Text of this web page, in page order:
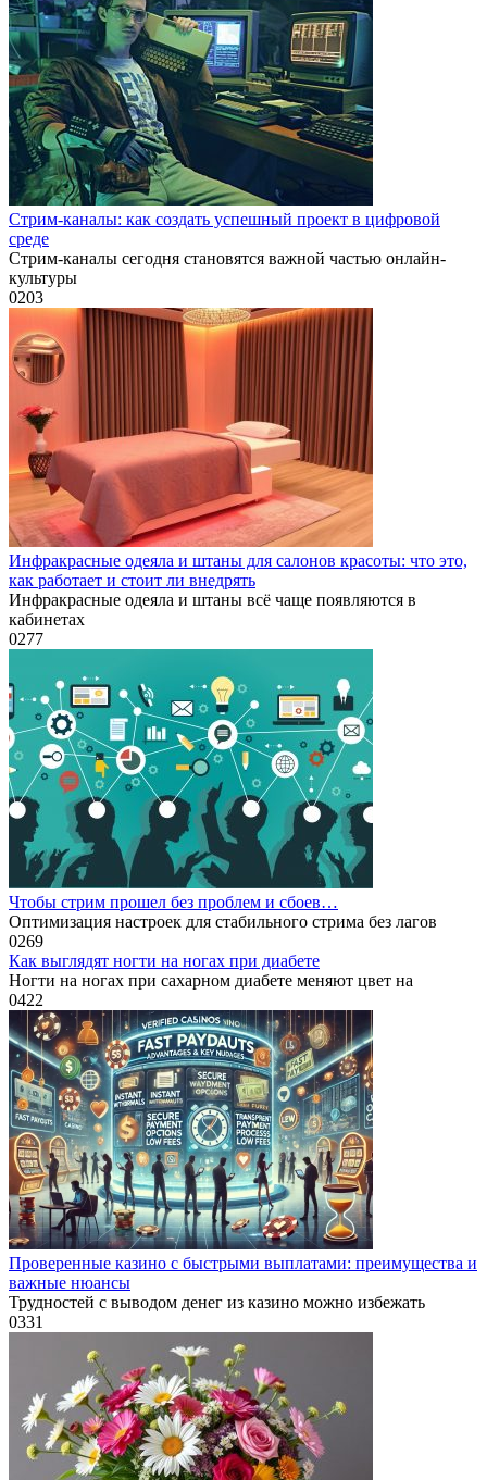
Стрим-каналы: как создать успешный проект в цифровой
среде
Стрим-каналы сегодня становятся важной частью онлайн-
культуры
0203
Инфракрасные одеяла и штаны для салонов красоты: что это,
как работает и стоит ли внедрять
Инфракрасные одеяла и штаны всё чаще появляются в
кабинетах
0277
Чтобы стрим прошел без проблем и сбоев…
Оптимизация настроек для стабильного стрима без лагов
0269
Как выглядят ногти на ногах при диабете
Ногти на ногах при сахарном диабете меняют цвет на
0422
Проверенные казино с быстрыми выплатами: преимущества и
важные нюансы
Трудностей с выводом денег из казино можно избежать
0331